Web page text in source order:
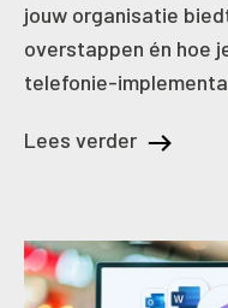
jouw organisatie
overstappen én hoe
telefonie-
Lees verder